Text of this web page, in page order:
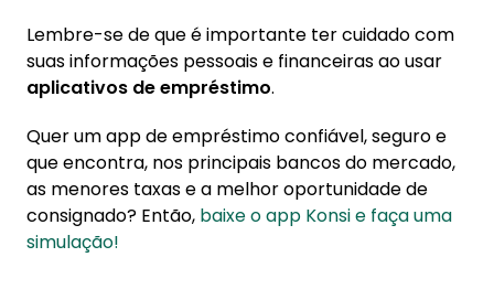
Lembre-se de que é importante ter cuidado com
suas informações pessoais e financeiras ao usar
aplicativos de empréstimo.
Quer um app de empréstimo confiável, seguro e
que encontra, nos principais bancos do mercado,
as menores taxas e a melhor oportunidade de
consignado? Então, baixe o app Konsi e faça uma
simulação!